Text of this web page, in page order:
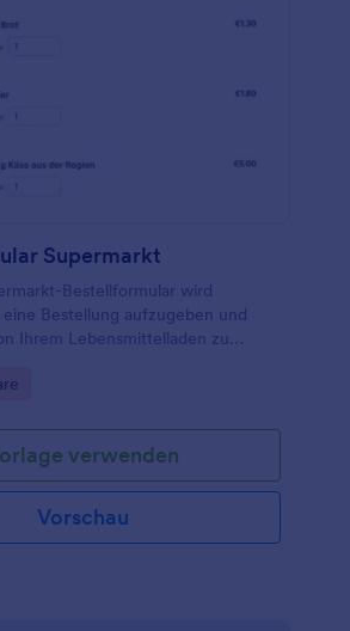
Supermarkt
Bestellformular wird
Bestellung aufzugeben und
Ihrem Lebensmittelladen zu
verwenden
Vorschau